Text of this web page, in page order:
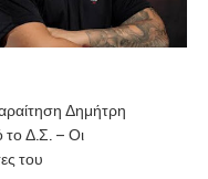
Δημήτρη
Δ.Σ. – Οι
του